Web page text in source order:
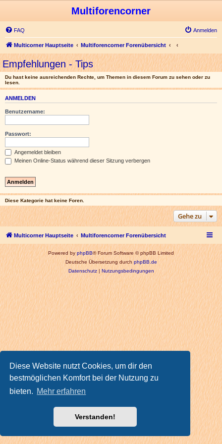
Diese Website nutzt Cookies, um dir den
bestmöglichen Komfort bei der Nutzung zu
bieten. Mehr erfahren
Verstanden!
Multiforencorner
FAQ Anmelden
Multicorner Hauptseite Multiforencorner Forenübersicht
Empfehlungen - Tips
Du hast keine ausreichenden Rechte, um Themen in diesem Forum zu sehen oder zu
lesen.
ANMELDEN
Benutzername:
Passwort:
Angemeldet bleiben
Meinen Online-Status während dieser Sitzung verbergen
Diese Kategorie hat keine Foren.
Gehe zu
Multicorner Hauptseite Multiforencorner Forenübersicht
Powered byphpBB® Forum Software © phpBB Limited
Deutsche Übersetzung durchphpBB.de
Datenschutz|Nutzungsbedingungen